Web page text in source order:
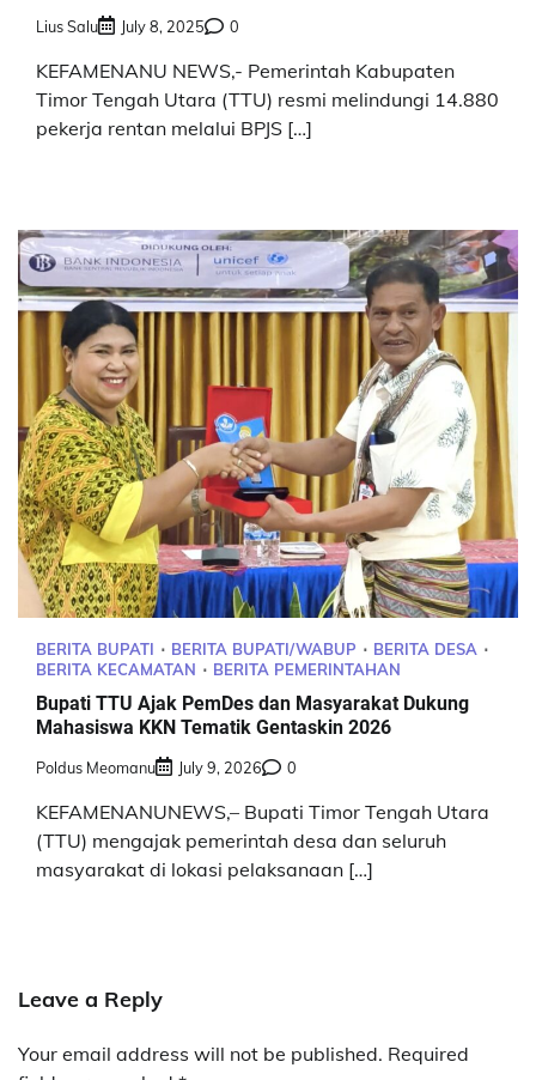
Lius Salu July 8, 2025 0
KEFAMENANU NEWS,- Pemerintah Kabupaten
Timor Tengah Utara (TTU) resmi melindungi 14.880
pekerja rentan melalui BPJS […]
BERITA BUPATI BERITA BUPATI/WABUP
BERITA DESA
BERITA KECAMATAN
BERITA PEMERINTAHAN
Bupati TTU Ajak PemDes dan Masyarakat Dukung
Mahasiswa KKN Tematik Gentaskin 2026
Poldus Meomanu July 9, 2026 0
KEFAMENANUNEWS,– Bupati Timor Tengah Utara
(TTU) mengajak pemerintah desa dan seluruh
masyarakat di lokasi pelaksanaan […]
Leave a Reply
Your email address will not be published. Required